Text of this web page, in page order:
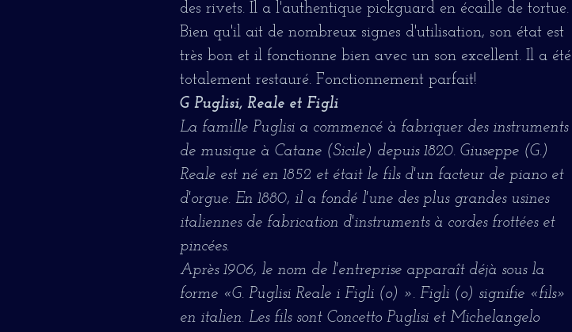
des rivets. Il a l'authentique pickguard en écaille de tortue.
Bien qu'il ait de nombreux signes d'utilisation, son état est
très bon et il fonctionne bien avec un son excellent. Il a été
totalement restauré. Fonctionnement parfait!
G Puglisi, Reale et Figli
La famille Puglisi a commencé à fabriquer des instruments
de musique à Catane (Sicile) depuis 1820. Giuseppe (G.)
Reale est né en 1852 et était le fils d'un facteur de piano et
d'orgue. En 1880, il a fondé l'une des plus grandes usines
italiennes de fabrication d'instruments à cordes frottées et
pincées.
Après 1906, le nom de l'entreprise apparaît déjà sous la
forme «G. Puglisi Reale i Figli (o) ». Figli (o) signifie «fils»
en italien. Les fils sont Concetto Puglisi et Michelangelo